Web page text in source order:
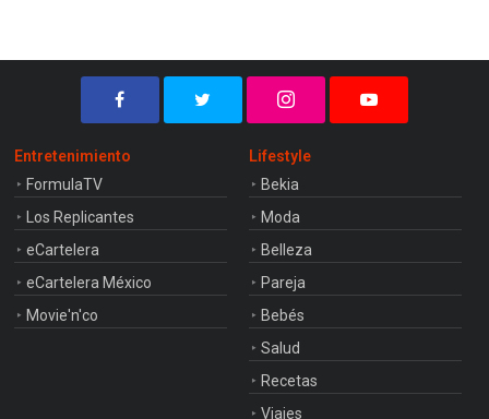
Entretenimiento
FormulaTV
Los Replicantes
eCartelera
eCartelera México
Movie'n'co
Lifestyle
Bekia
Moda
Belleza
Pareja
Bebés
Salud
Recetas
Viajes